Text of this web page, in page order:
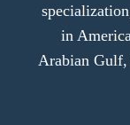
in
Arabian Gulf,